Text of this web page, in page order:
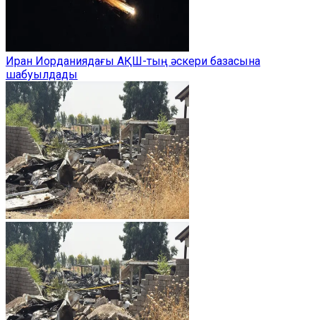
Иран Иорданиядағы АҚШ-тың әскери базасына
шабуылдады